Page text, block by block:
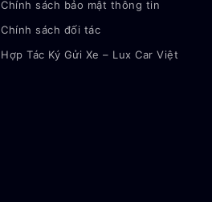
Chính sách bảo mật thông tin
Chính sách đối tác
Hợp Tác Ký Gửi Xe – Lux Car Việt